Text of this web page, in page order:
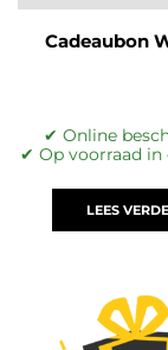
Cadeaubon
✔ Online
✔ Op voorraad in
LEES